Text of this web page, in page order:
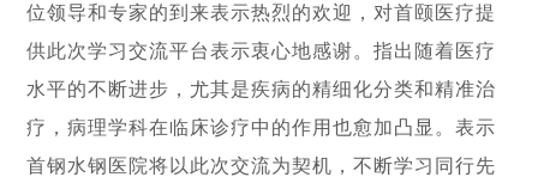
位领导和专家的到来表示热烈的欢迎，对首颐医疗提
供此次学习交流平台表示衷心地感谢。指出随着医疗
水平的不断进步，尤其是疾病的精细化分类和精准治
疗，病理学科在临床诊疗中的作用也愈加凸显。表示
首钢水钢医院将以此次交流为契机，不断学习同行先